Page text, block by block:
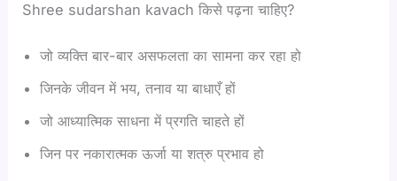
Shree sudarshan kavach किसे पढ़ना चाहिए?
जो व्यक्ति बार-बार असफलता का सामना कर रहा हो
जिनके जीवन में भय, तनाव या बाधाएँ हों
जो आध्यात्मिक साधना में प्रगति चाहते हों
जिन पर नकारात्मक ऊर्जा या शत्रु प्रभाव हो